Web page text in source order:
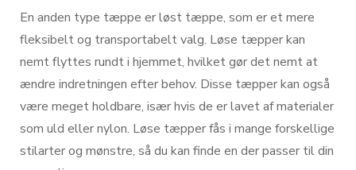
En anden type tæppe er løst tæppe, som er et mere
fleksibelt og transportabelt valg. Løse tæpper kan
nemt flyttes rundt i hjemmet, hvilket gør det nemt at
ændre indretningen efter behov. Disse tæpper kan også
være meget holdbare, især hvis de er lavet af materialer
som uld eller nylon. Løse tæpper fås i mange forskellige
stilarter og mønstre, så du kan finde en der passer til din